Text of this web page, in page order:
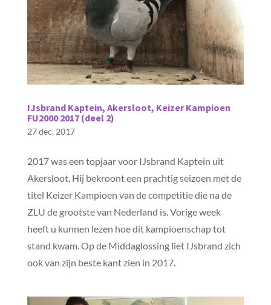
IJsbrand Kaptein, Akersloot, Keizer Kampioen
FU2000 2017 (deel 2)
27 dec, 2017
2017 was een topjaar voor IJsbrand Kaptein uit
Akersloot. Hij bekroont een prachtig seizoen met de
titel Keizer Kampioen van de competitie die na de
ZLU de grootste van Nederland is. Vorige week
heeft u kunnen lezen hoe dit kampioenschap tot
stand kwam. Op de Middaglossing liet IJsbrand zich
ook van zijn beste kant zien in 2017.